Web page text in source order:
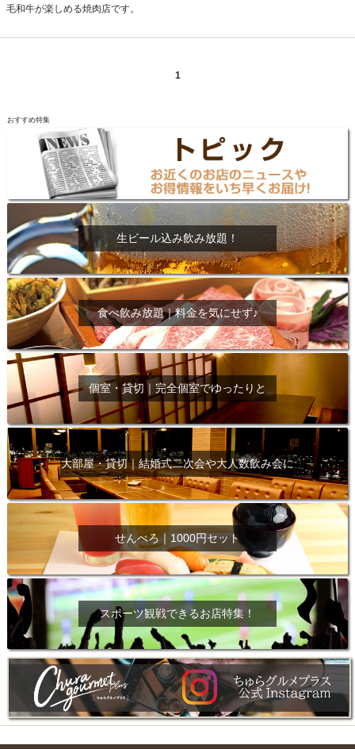
毛和牛が楽しめる焼肉店です。
1
おすすめ特集
生ビール込み飲み放題！
食べ飲み放題｜料金を気にせず♪
個室・貸切｜完全個室でゆったりと
大部屋・貸切｜結婚式二次会や大人数飲み会に
せんべろ｜1000円セット
スポーツ観戦できるお店特集！